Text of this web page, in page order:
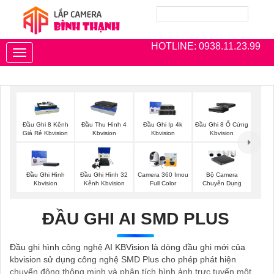
HOTLINE: 0938.11.23.99
Toggle
navigation
Đầu Ghi 8 Kênh
Giá Rẻ Kbvision
Đầu Thu Hình 4
Kbvision
Đầu Ghi Ip 4k
Kbvision
Đầu Ghi 8 Ổ Cứng
Kbvision
Đầu Ghi Hình
Kbvision
Đầu Ghi Hình 32
Kênh Kbvision
Camera 360 Imou
Full Color
Bộ Camera
Chuyên Dụng
ĐẦU GHI AI SMD PLUS
Đầu ghi hình công nghệ AI KBVision là dòng đầu ghi mới của
kbvision sử dụng công nghệ SMD Plus cho phép phát hiện
chuyển động thông minh và phân tích hình ảnh trực tuyến một